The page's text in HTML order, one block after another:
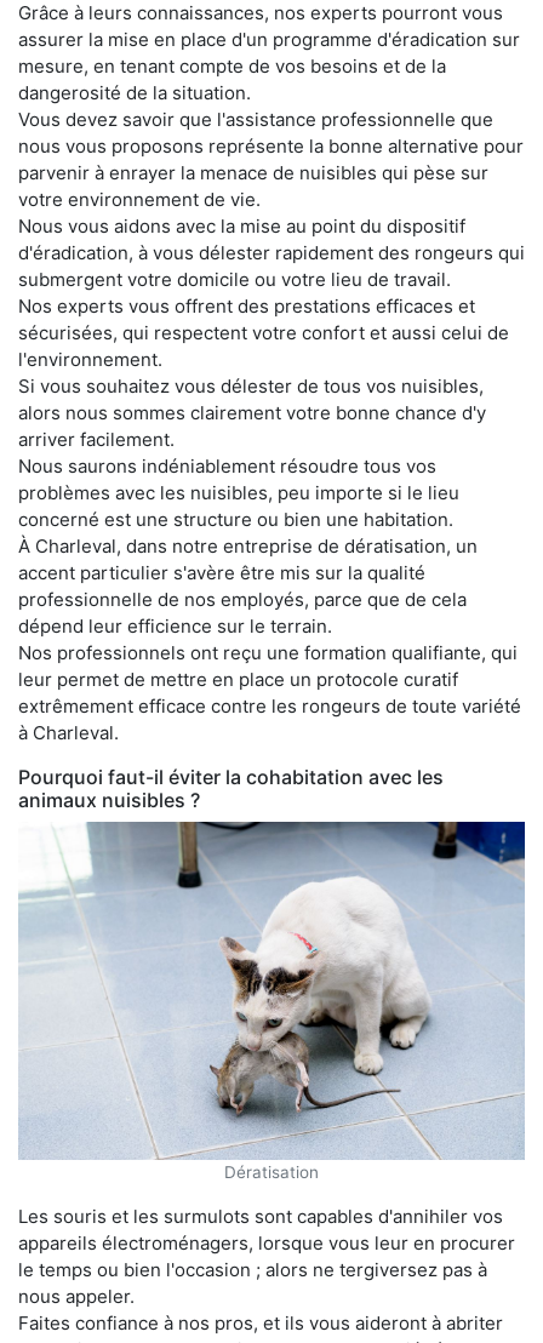
Grâce à leurs connaissances, nos experts pourront vous
assurer la mise en place d'un programme d'éradication sur
mesure, en tenant compte de vos besoins et de la
dangerosité de la situation.
Vous devez savoir que l'assistance professionnelle que
nous vous proposons représente la bonne alternative pour
parvenir à enrayer la menace de nuisibles qui pèse sur
votre environnement de vie.
Nous vous aidons avec la mise au point du dispositif
d'éradication, à vous délester rapidement des rongeurs qui
submergent votre domicile ou votre lieu de travail.
Nos experts vous offrent des prestations efficaces et
sécurisées, qui respectent votre confort et aussi celui de
l'environnement.
Si vous souhaitez vous délester de tous vos nuisibles,
alors nous sommes clairement votre bonne chance d'y
arriver facilement.
Nous saurons indéniablement résoudre tous vos
problèmes avec les nuisibles, peu importe si le lieu
concerné est une structure ou bien une habitation.
À Charleval, dans notre entreprise de dératisation, un
accent particulier s'avère être mis sur la qualité
professionnelle de nos employés, parce que de cela
dépend leur efficience sur le terrain.
Nos professionnels ont reçu une formation qualifiante, qui
leur permet de mettre en place un protocole curatif
extrêmement efficace contre les rongeurs de toute variété
à Charleval.
Pourquoi faut-il éviter la cohabitation avec les
animaux nuisibles ?
Dératisation
Les souris et les surmulots sont capables d'annihiler vos
appareils électroménagers, lorsque vous leur en procurer
le temps ou bien l'occasion ; alors ne tergiversez pas à
nous appeler.
Faites confiance à nos pros, et ils vous aideront à abriter